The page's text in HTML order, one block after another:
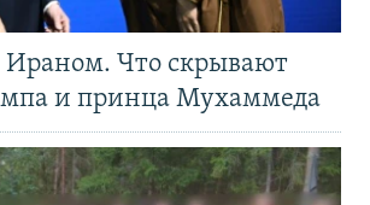
Что скрывают
и принца Мухаммеда